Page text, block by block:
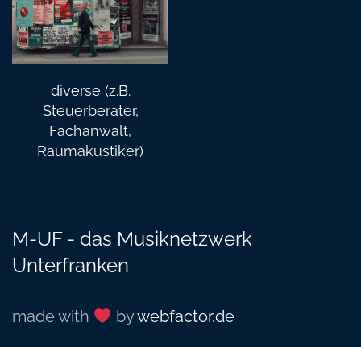
diverse (z.B.
Steuerberater,
Fachanwalt,
Raumakustiker)
M-UF - das Musiknetzwerk
Unterfranken
made with bywebfactor.de